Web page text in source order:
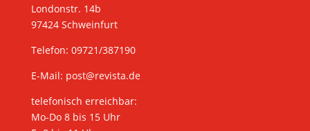
Londonstr. 14b
97424 Schweinfurt
Telefon: 09721/387190
E-Mail: post@revista.de
telefonisch erreichbar:
Mo-Do 8 bis 15 Uhr